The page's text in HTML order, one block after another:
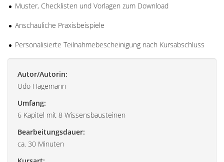
Muster, Checklisten und Vorlagen zum Download
Anschauliche Praxisbeispiele
Personalisierte Teilnahmebescheinigung nach Kursabschluss
Autor/Autorin:
Udo Hagemann
Umfang:
6 Kapitel mit 8 Wissensbausteinen
Bearbeitungsdauer:
ca. 30 Minuten